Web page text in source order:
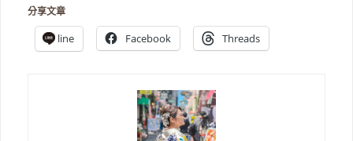
分享文章
line Facebook Threads